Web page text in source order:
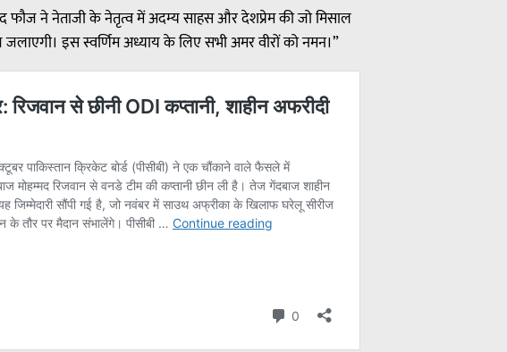
फौज ने नेताजी के नेतृत्व में अदम्य साहस और देशप्रेम की जो मिसाल
इस स्वर्णिम अध्याय के लिए सभी अमर वीरों को नमन।”